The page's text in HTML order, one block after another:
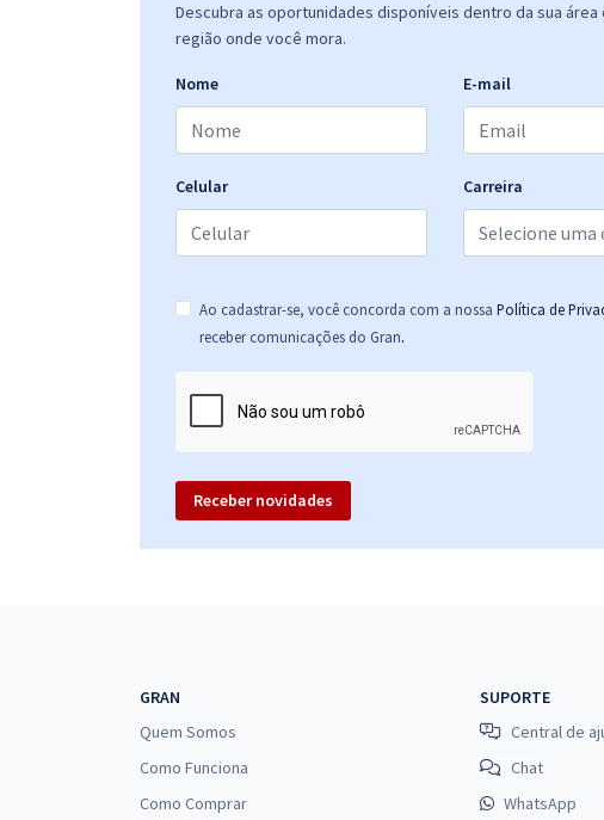
Descubra as oportunidades disponíveis dentro da sua
região onde você mora.
Nome E-mail
Celular Carreira
Ao cadastrar-se, você concorda com a nossa Política de
receber comunicações do Gran.
Receber novidades
GRAN
Quem Somos
Como Funciona
Como Comprar
SUPORTE
Central de
Chat
WhatsApp